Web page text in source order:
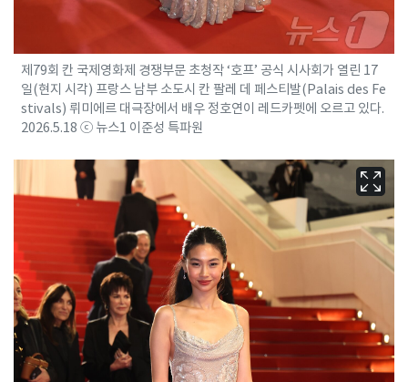
제79회 칸 국제영화제 경쟁부문 초청작 ‘호프’ 공식 시사회가 열린 17
일(현지 시각) 프랑스 남부 소도시 칸 팔레 데 페스티발(Palais des Fe
stivals) 뤼미에르 대극장에서 배우 정호연이 레드카펫에 오르고 있다.
2026.5.18 ⓒ 뉴스1 이준성 특파원